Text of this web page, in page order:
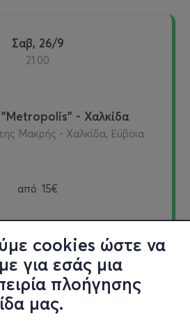
cookies ώστε να
για εσάς μια
πλοήγησης
μας.
Σαβ, 26/9
21:00
- Χαλκίδα
Μακρής - Χαλκίδα, Εύβοια
από 15€
Εισιτήρια